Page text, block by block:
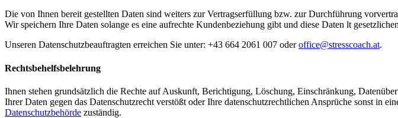
Die von Ihnen bereit gestellten Daten sind weiters zur Vertragserfüllung bzw. zur Durchführung
Wir speichern Ihre Daten solange es eine aufrechte Kundenbeziehung gibt und diese Daten lt
Unseren Datenschutzbeauftragten erreichen Sie unter: +43 664 2061 007 oderoffice@stresscoach.at.
Rechtsbehelfsbelehrung
Ihnen stehen grundsätzlich die Rechte auf Auskunft, Berichtigung, Löschung, Einschränkung,
Ihrer Daten gegen das Datenschutzrecht verstößt oder Ihre datenschutzrechtlichen Ansprüche sonst in
Datenschutzbehörde zuständig.